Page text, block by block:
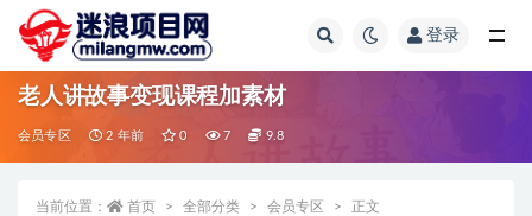
登录
老人讲故事变现课程加素材
会员专区 2 年前 0 7 9.8
当前位置： 首页 全部分类 会员专区 正文
全部